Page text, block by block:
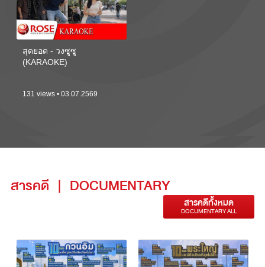
สุดยอด - วงซูซู
(KARAOKE)
131 views • 03.07.2569
สารคดี | DOCUMENTARY
สารคดีทั้งหมด
DOCUMENTARY ALL